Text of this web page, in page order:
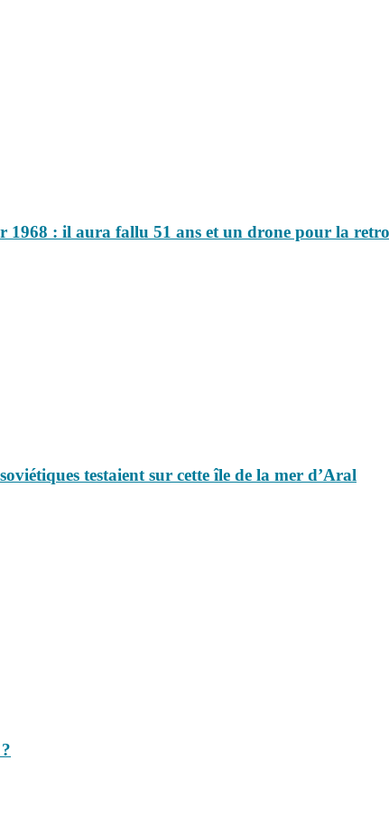
: il aura fallu 51 ans et un drone pour la
testaient sur cette île de la mer d’Aral